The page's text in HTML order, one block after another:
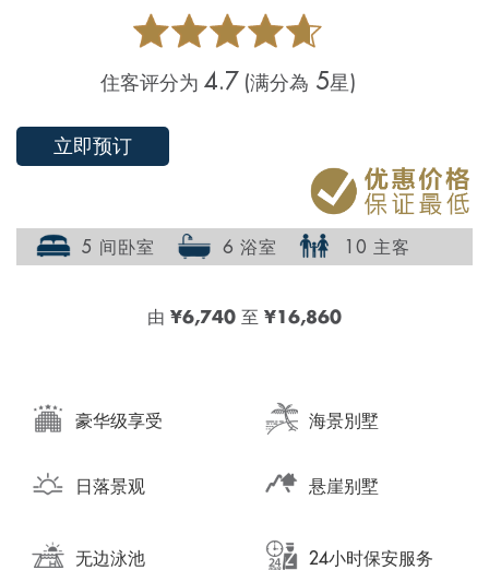
住客评分为 4.7 (满分為 5星)
立即预订
5 间卧室 6 浴室 10 主客
由 ¥6,740至 ¥16,860
豪华级享受 海景別墅
日落景观 悬崖别墅
无边泳池 24小时保安服务